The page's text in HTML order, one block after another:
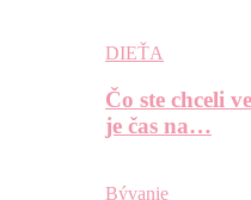
DIEŤA
Čo ste chceli
je čas na…
Bývanie